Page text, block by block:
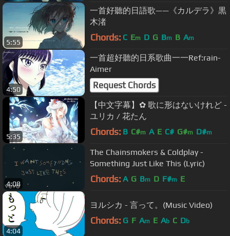
5:55
一首好聽的日語歌——《カルデラ》黒
木渚
Chords: C Em D G Bm B Am
4:50
一首超好聽的日系歌曲一一Ref:rain-
Aimer
Request Chords
5:35
【中文字幕】✿ 歌に形はないけれど -
ユリカ / 花たん
Chords: B C#m A E C# G#m D#m
4:08
The Chainsmokers & Coldplay -
Something Just Like This (Lyric)
Chords: A G Bm D F#m E
4:04
ヨルシカ - 言って。(Music Video)
Chords: G F Am E Ab C Db